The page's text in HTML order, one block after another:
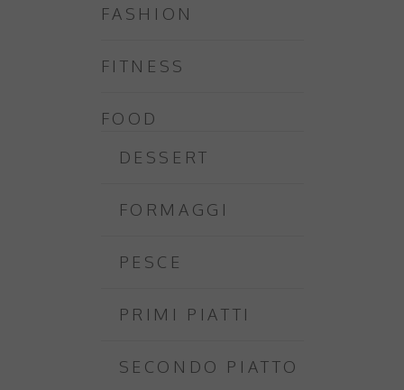
FASHION
FITNESS
FOOD
DESSERT
FORMAGGI
PESCE
PRIMI PIATTI
SECONDO PIATTO